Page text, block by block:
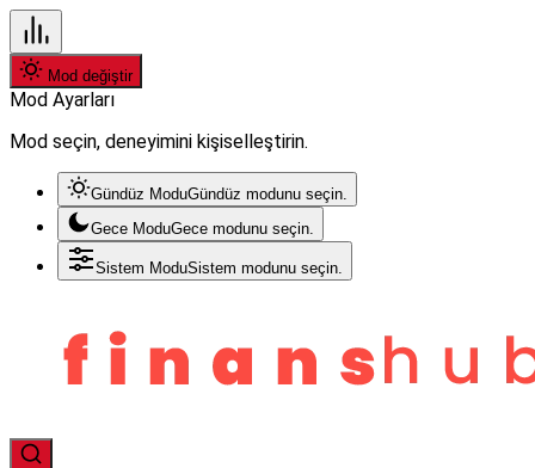
Mod değiştir
Mod Ayarları
Mod seçin, deneyimini kişiselleştirin.
Gündüz ModuGündüz modunu seçin.
Gece ModuGece modunu seçin.
Sistem ModuSistem modunu seçin.